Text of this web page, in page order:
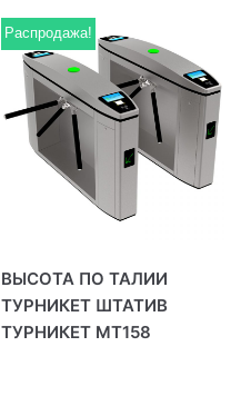
Распродажа!
ВЫСОТА ПО ТАЛИИ
ТУРНИКЕТ ШТАТИВ
ТУРНИКЕТ MT158